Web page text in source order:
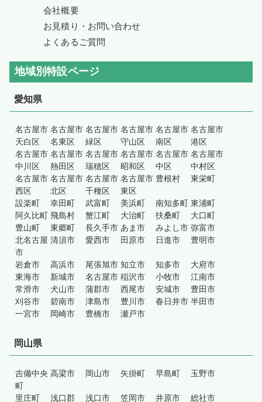
会社概要
お見積り・お問い合わせ
よくあるご質問
地域別特設ページ
愛知県
名古屋市
天白区
名古屋市
名東区
名古屋市
緑区
名古屋市
守山区
名古屋市
南区
名古屋市
港区
名古屋市
中川区
名古屋市
熱田区
名古屋市
瑞穂区
名古屋市
昭和区
名古屋市
中区
名古屋市
中村区
名古屋市
西区
名古屋市
北区
名古屋市
千種区
名古屋市
東区
豊根村 東栄町
設楽町 幸田町 武富町 美浜町 南知多町 東浦町
阿久比町 飛島村 蟹江町 大治町 扶桑町
大口町
豊山町
東郷町 長久手市 あま市 みよし市 弥富市
北名古屋
市
清須市 愛西市 田原市 日進市 豊明市
岩倉市 高浜市 尾張旭市 知立市 知多市
大府市
東海市
新城市 名古屋市 稲沢市 小牧市
江南市
常滑市
犬山市 蒲郡市 西尾市 安城市
豊田市
刈谷市
碧南市 津島市 豊川市 春日井市 半田市
一宮市
岡崎市 豊橋市 瀬戸市
岡山県
吉備中央
町
高梁市 岡山市 矢掛町 早島町 玉野市
里庄町 浅口郡 浅口市 笠岡市 井原市 総社市